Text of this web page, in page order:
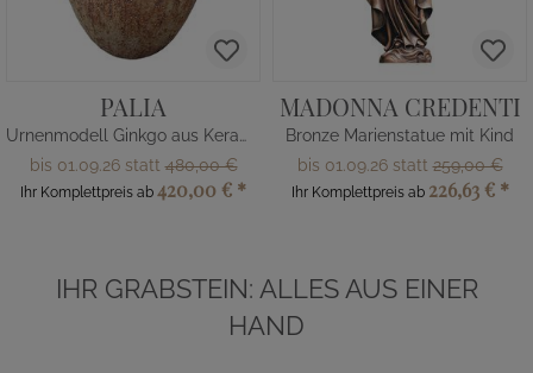
PALIA
Urnenmodell Ginkgo aus Keramik
bis 01.09.26 statt480,00 €
Ihr Komplettpreis ab 420,00 € *
MADONNA CREDENTI
Bronze Marienstatue mit Kind
bis 01.09.26 statt259,00 €
Ihr Komplettpreis ab 226,63 € *
IHR GRABSTEIN: ALLES AUS EINER
HAND